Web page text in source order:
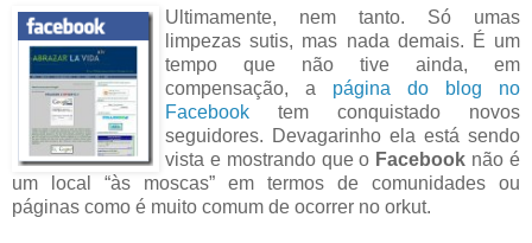
Ultimamente, nem tanto. Só umas
limpezas sutis, mas nada demais. É um
tempo que não tive ainda, em
compensação, a página do blog no
Facebook tem conquistado novos
seguidores. Devagarinho ela está sendo
vista e mostrando que o Facebook não é
um local “às moscas” em termos de comunidades ou
páginas como é muito comum de ocorrer no orkut.